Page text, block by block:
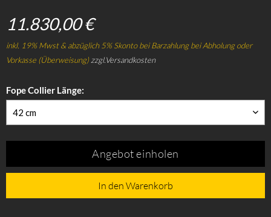
11.830,00 €
inkl. 19% Mwst & abzüglich 5% Skonto bei Barzahlung bei Abholung oder
Vorkasse (Überweisung)zzgl.Versandkosten
Fope Collier Länge:
42 cm
Angebot einholen
In den Warenkorb